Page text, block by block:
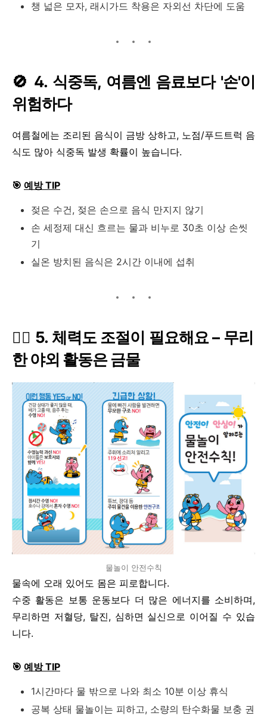
챙 넓은 모자, 래시가드 착용은 자외선 차단에 도움
🚫 4. 식중독, 여름엔 음료보다 '손'이
위험하다
여름철에는 조리된 음식이 금방 상하고, 노점/푸드트럭 음
식도 많아 식중독 발생 확률이 높습니다.
🎯 예방 TIP
젖은 수건, 젖은 손으로 음식 만지지 않기
손 세정제 대신 흐르는 물과 비누로 30초 이상 손씻
기
실온 방치된 음식은 2시간 이내에 섭취
🧘‍♀️ 5. 체력도 조절이 필요해요 – 무리
한 야외 활동은 금물
물놀이 안전수칙
물속에 오래 있어도 몸은 피로합니다.
수중 활동은 보통 운동보다 더 많은 에너지를 소비하며,
무리하면 저혈당, 탈진, 심하면 실신으로 이어질 수 있습
니다.
🎯 예방 TIP
1시간마다 물 밖으로 나와 최소 10분 이상 휴식
공복 상태 물놀이는 피하고, 소량의 탄수화물 보충 권